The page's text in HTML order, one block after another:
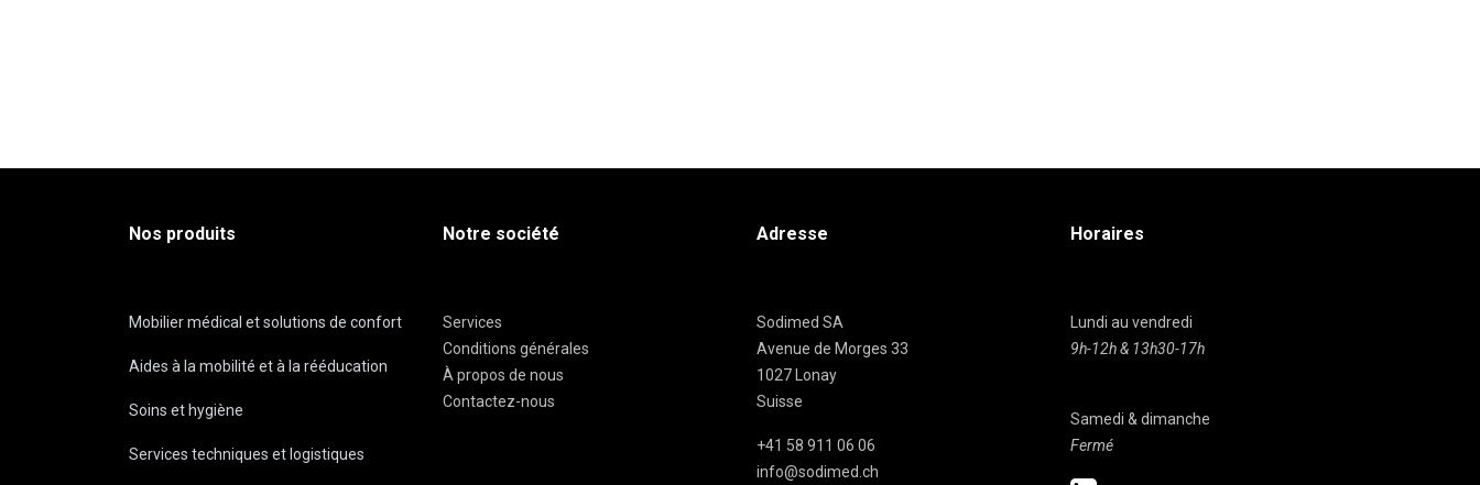
Nos produits
Mobilier médical et solutions de confort
Aides à la mobilité et à la rééducation
Soins et hygiène
Services techniques et logistiques
Notre société
Services
Conditions générales
À propos de nous
Contactez-nous
Adresse
Sodimed SA
Avenue de Morges 33
1027 Lonay
Suisse
+41 58 911 06 06
info@sodimed.ch
Horaires
Lundi au vendredi
9h-12h & 13h30-17h
Samedi & dimanche
Fermé